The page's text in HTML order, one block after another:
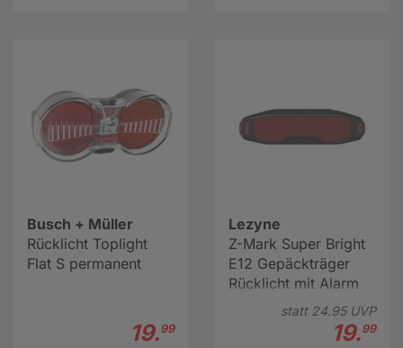
Busch + Müller
Rücklicht Toplight
Flat S permanent
19.99
Lezyne
Z-Mark Super Bright
E12 Gepäckträger
Rücklicht mit Alarm
statt 24.95UVP
19.99